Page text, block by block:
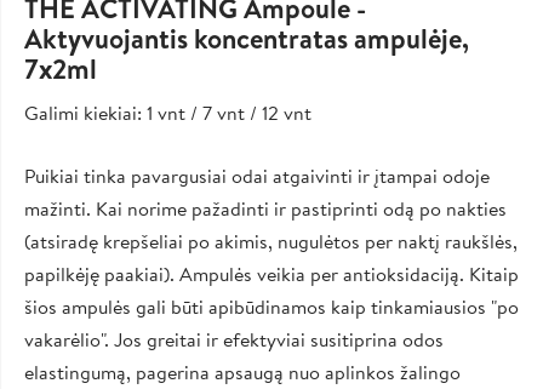
THE ACTIVATING Ampoule -
Aktyvuojantis koncentratas ampulėje,
7x2ml
Galimi kiekiai: 1 vnt / 7 vnt / 12 vnt
Puikiai tinka pavargusiai odai atgaivinti ir įtampai odoje
mažinti. Kai norime pažadinti ir pastiprinti odą po nakties
(atsiradę krepšeliai po akimis, nugulėtos per naktį raukšlės,
papilkėję paakiai). Ampulės veikia per antioksidaciją. Kitaip
šios ampulės gali būti apibūdinamos kaip tinkamiausios "po
vakarėlio". Jos greitai ir efektyviai susitiprina odos
elastingumą, pagerina apsaugą nuo aplinkos žalingo